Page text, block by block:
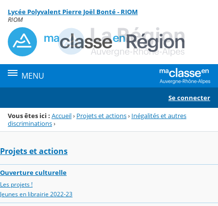
Menu de la rubrique
Contenu
Lycée Polyvalent Pierre Joël Bonté - RIOM
RIOM
MENU
Se connecter
Vous êtes ici : Accueil› Projets et actions› Inégalités et autres
discriminations›
Projets et actions
Ouverture culturelle
Les projets !
Jeunes en librairie 2022-23